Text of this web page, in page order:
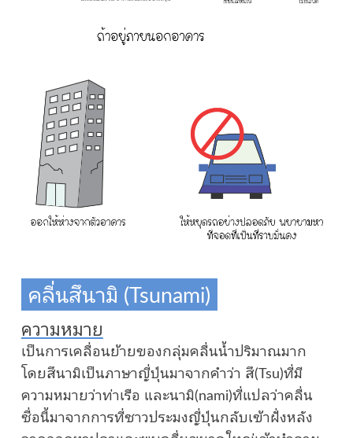
คลื่นสึนามิ (Tsunami)
ความหมาย
เป็นการเคลื่อนย้ายของกลุ่มคลื่นน้ำปริมาณมาก
โดยสึนามิเป็นภาษาญี่ปุ่นมาจากคำว่า สึ(Tsu)ที่มี
ความหมายว่าท่าเรือ และนามิ(nami)ที่แปลว่าคลื่น
ชื่อนี้มาจากการที่ชาวประมงญี่ปุ่นกลับเข้าฝั่งหลัง